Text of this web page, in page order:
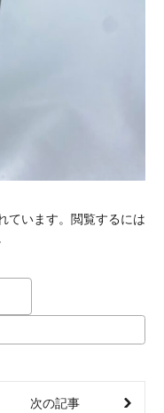
ています。閲覧するには
次の記事